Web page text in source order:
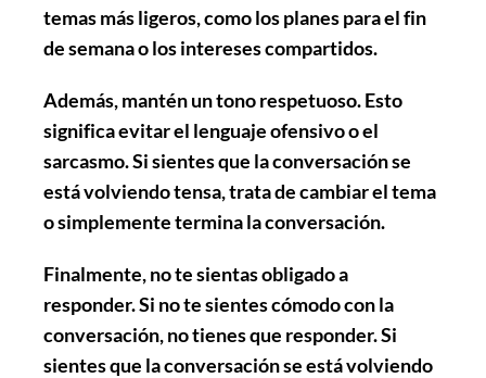
temas más ligeros, como los planes para el fin
de semana o los intereses compartidos.
Además,mantén un tono respetuoso. Esto
significa evitar el lenguaje ofensivo o el
sarcasmo. Si sientes que la conversación se
está volviendo tensa, trata de cambiar el tema
o simplemente termina la conversación.
Finalmente,no te sientas obligado a
responder. Si no te sientes cómodo con la
conversación, no tienes que responder. Si
sientes que la conversación se está volviendo